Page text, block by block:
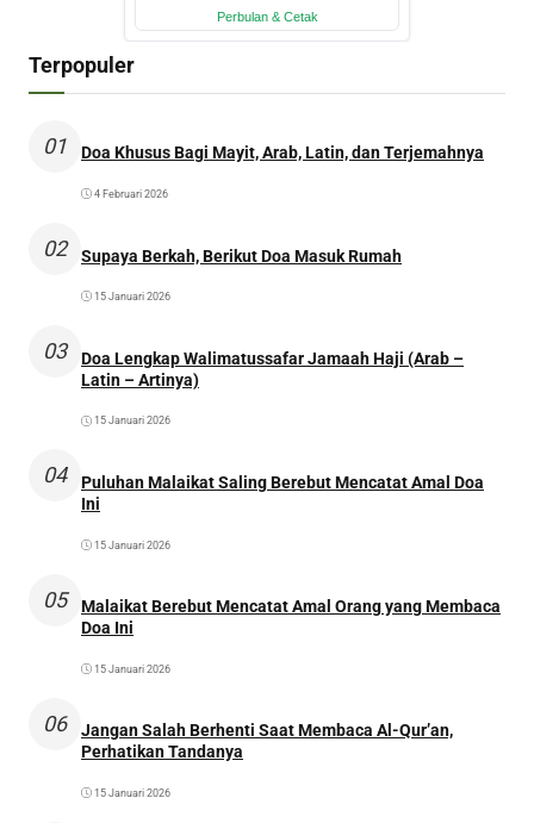
Terpopuler
01 Doa Khusus Bagi Mayit, Arab, Latin, dan Terjemahnya
4 Februari 2026
02 Supaya Berkah, Berikut Doa Masuk Rumah
15 Januari 2026
03
Doa Lengkap Walimatussafar Jamaah Haji (Arab –
Latin – Artinya)
15 Januari 2026
04
Puluhan Malaikat Saling Berebut Mencatat Amal Doa
Ini
15 Januari 2026
05
Malaikat Berebut Mencatat Amal Orang yang Membaca
Doa Ini
15 Januari 2026
06
Jangan Salah Berhenti Saat Membaca Al-Qur’an,
Perhatikan Tandanya
15 Januari 2026